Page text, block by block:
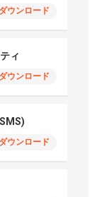
ダウンロード
ィ
ダウンロード
ダウンロード